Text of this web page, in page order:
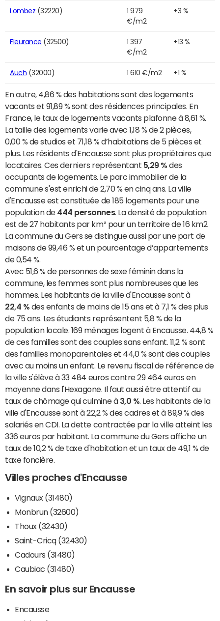
Lombez (32220)
1 979
€/m2
+3 %
Fleurance (32500)
1 397
€/m2
+13 %
Auch (32000) 1 610 €/m2 +1 %
En outre, 4,86 % des habitations sont des logements
vacants et 91,89 % sont des résidences principales. En
France, le taux de logements vacants plafonne à 8,61 %.
La taille des logements varie avec 1,18 % de 2 pièces,
0,00 % de studios et 71,18 % d’habitations de 5 pièces et
plus. Les résidents d'Encausse sont plus propriétaires que
locataires. Ces derniers représentant 5,29 % des
occupants de logements. Le parc immobilier de la
commune s'est enrichi de 2,70 % en cinq ans. La ville
d'Encausse est constituée de 185 logements pour une
population de 444 personnes. La densité de population
est de 27 habitants par km² pour un territoire de 16 km2.
La commune du Gers se distingue aussi par une part de
maisons de 99,46 % et un pourcentage d’appartements
de 0,54 %.
Avec 51,6 % de personnes de sexe féminin dans la
commune, les femmes sont plus nombreuses que les
hommes. Les habitants de la ville d'Encausse sont à
22,4 % des enfants de moins de 15 ans et à 7,1 % des plus
de 75 ans. Les étudiants représentent 5,8 % de la
population locale. 169 ménages logent à Encausse. 44,8 %
de ces familles sont des couples sans enfant. 11,2 % sont
des familles monoparentales et 44,0 % sont des couples
avec au moins un enfant. Le revenu fiscal de référence de
la ville s'élève à 33 484 euros contre 29 464 euros en
moyenne dans l'Hexagone. Il faut aussi être attentif au
taux de chômage qui culmine à 3,0 % . Les habitants de la
ville d'Encausse sont à 22,2 % des cadres et à 89,9 % des
salariés en CDI. La dette contractée par la ville atteint les
336 euros par habitant. La commune du Gers affiche un
taux de 10,2 % de taxe d'habitation et un taux de 49,1 % de
taxe foncière.
Villes proches d'Encausse
Vignaux (31480)
Monbrun (32600)
Thoux (32430)
Saint-Cricq (32430)
Cadours (31480)
Caubiac (31480)
En savoir plus sur Encausse
Encausse